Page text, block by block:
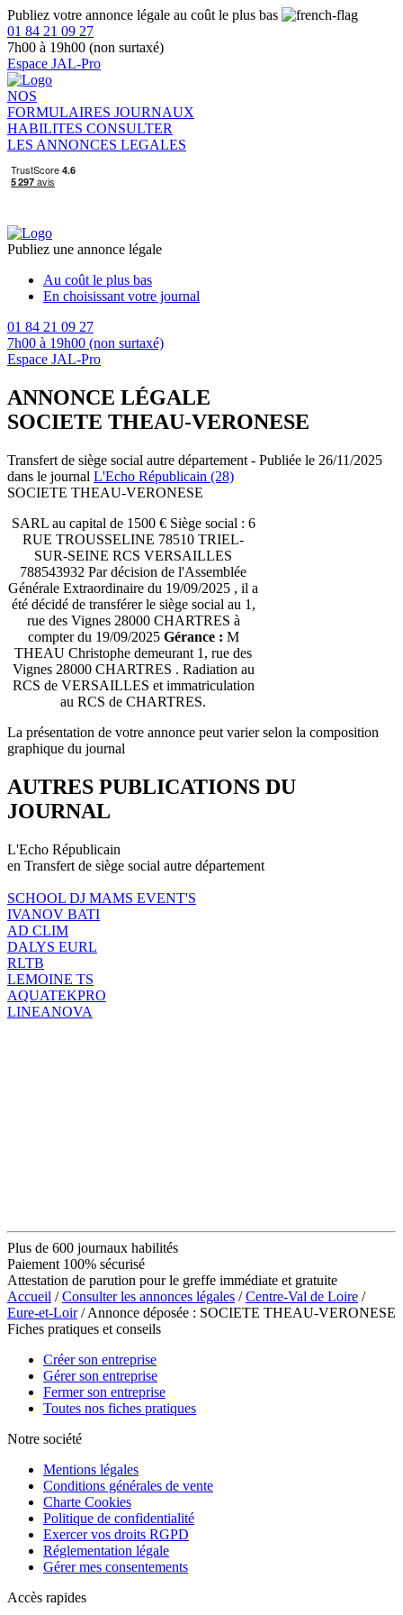
Publiez votre annonce légale au coût le plus bas
01 84 21 09 27
7h00 à 19h00 (non surtaxé)
Espace JAL-Pro
NOS
FORMULAIRES JOURNAUX
HABILITES CONSULTER
LES ANNONCES LEGALES
Publiez une annonce légale
Au coût le plus bas
En choisissant votre journal
01 84 21 09 27
7h00 à 19h00 (non surtaxé)
Espace JAL-Pro
ANNONCE LÉGALE
SOCIETE THEAU-VERONESE
Transfert de siège social autre département - Publiée le 26/11/2025
dans le journal L'Echo Républicain (28)
SOCIETE THEAU-VERONESE
SARL au capital de 1500 € Siège social : 6
RUE TROUSSELINE 78510 TRIEL-
SUR-SEINE RCS VERSAILLES
788543932 Par décision de l'Assemblée
Générale Extraordinaire du 19/09/2025 , il a
été décidé de transférer le siège social au 1,
rue des Vignes 28000 CHARTRES à
compter du 19/09/2025 Gérance : M
THEAU Christophe demeurant 1, rue des
Vignes 28000 CHARTRES . Radiation au
RCS de VERSAILLES et immatriculation
au RCS de CHARTRES.
La présentation de votre annonce peut varier selon la composition
graphique du journal
AUTRES PUBLICATIONS DU
JOURNAL
L'Echo Républicain
en Transfert de siège social autre département
SCHOOL DJ MAMS EVENT'S
IVANOV BATI
AD CLIM
DALYS EURL
RLTB
LEMOINE TS
AQUATEKPRO
LINEANOVA
Plus de 600 journaux habilités
Paiement 100% sécurisé
Attestation de parution pour le greffe immédiate et gratuite
Accueil /Consulter les annonces légales /Centre-Val de Loire /
Eure-et-Loir/ Annonce déposée : SOCIETE THEAU-VERONESE
Fiches pratiques et conseils
Créer son entreprise
Gérer son entreprise
Fermer son entreprise
Toutes nos fiches pratiques
Notre société
Mentions légales
Conditions générales de vente
Charte Cookies
Politique de confidentialité
Exercer vos droits RGPD
Réglementation légale
Gérer mes consentements
Accès rapides